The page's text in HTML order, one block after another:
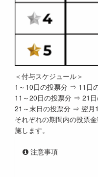
＜付与スケジュール＞
1～10日の投票分 ⇒ 11日
11～20日の投票分 ⇒ 21
21～末日の投票分 ⇒ 翌月
それぞれの期間内の投票
施します。
注意事項